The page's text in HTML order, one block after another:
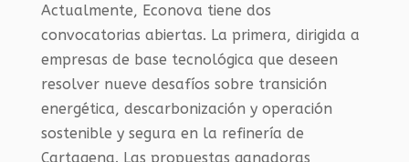
Actualmente, Econova tiene dos
convocatorias abiertas. La primera, dirigida a
empresas de base tecnológica que deseen
resolver nueve desafíos sobre transición
energética, descarbonización y operación
sostenible y segura en la refinería de
Cartagena. Las propuestas ganadoras